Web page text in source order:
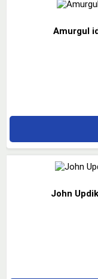
Amurgul
John